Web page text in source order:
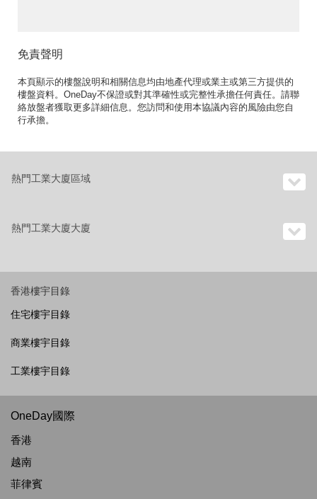
免責聲明
本頁顯示的樓盤說明和相關信息均由地產代理或業主或第三方提供的
樓盤資料。OneDay不保證或對其準確性或完整性承擔任何責任。請聯
絡放盤者獲取更多詳細信息。您訪問和使用本協議內容的風險由您自
行承擔。
熱門工業大廈區域
熱門工業大廈大廈
香港樓宇目錄
住宅樓宇目錄
商業樓宇目錄
工業樓宇目錄
OneDay國際
香港
越南
菲律賓